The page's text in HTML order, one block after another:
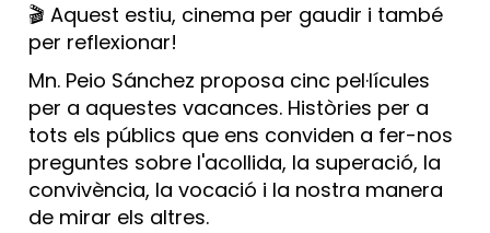
🎬 Aquest estiu, cinema per gaudir i també
per reflexionar!
Mn. Peio Sánchez proposa cinc pel·lícules
per a aquestes vacances. Històries per a
tots els públics que ens conviden a fer-nos
preguntes sobre l'acollida, la superació, la
convivència, la vocació i la nostra manera
de mirar els altres.